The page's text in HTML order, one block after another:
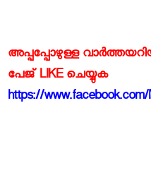
അപ്പപ്പോഴുള്ള
പേജ് LIKE ചെയ്യുക
https://www.facebook.com/